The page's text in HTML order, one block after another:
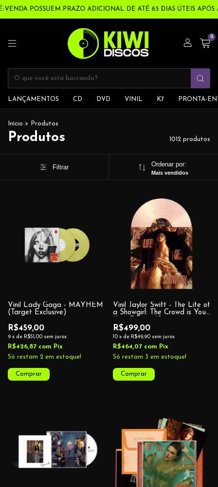
PRAZO ADICIONAL DE ATÉ 65 DIAS ÚTEIS APÓS A
0
LANÇAMENTOS CD DVD VINIL K7 PRONTA-
Início > Produtos
Produtos 1012 produtos
Filtrar Ordenar por:
Mais vendidos
Vinil Lady Gaga - MAYHEM
(Target Exclusive)
R$459,00
9 x de R$51,00 sem juros
R$426,87 com Pix
Só restam 2 em estoque!
Vinil Taylor Swift - The Life of
a Showgirl: The Crowd is Your
Spritz Pink Shimmer Vinyl,
Target Exclusive)
R$499,00
10 x de R$49,90 sem juros
R$464,07 com Pix
Só restam 3 em estoque!